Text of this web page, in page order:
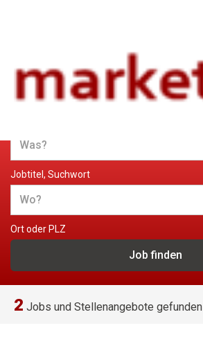
Jobs und Stellenangebote im
Marketing
Jobtitel, Suchwort
Ort oder PLZ
2 Jobs und Stellenangebote gefunden